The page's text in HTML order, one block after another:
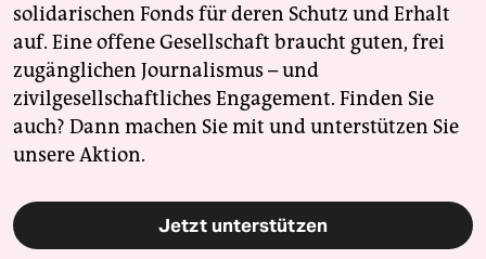
solidarischen Fonds für deren Schutz und Erhalt
auf. Eine offene Gesellschaft braucht guten, frei
zugänglichen Journalismus – und
zivilgesellschaftliches Engagement. Finden Sie
auch? Dann machen Sie mit und unterstützen Sie
unsere Aktion.
Jetzt unterstützen